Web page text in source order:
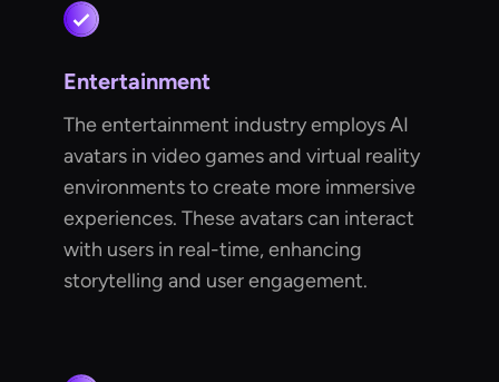
Entertainment
The entertainment industry employs AI
avatars in video games and virtual reality
environments to create more immersive
experiences. These avatars can interact
with users in real-time, enhancing
storytelling and user engagement.